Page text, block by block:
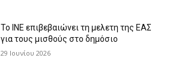
Το ΙΝΕ επιβεβαιώνει τη μελετη της ΕΑΣ
για τους μισθούς στο δημόσιο
29 Ιουνίου 2026